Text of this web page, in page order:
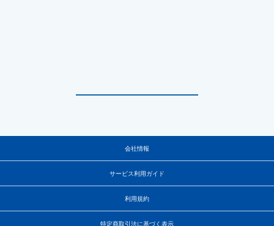
会社情報
サービス利用ガイド
利用規約
特定商取引法に基づく表示